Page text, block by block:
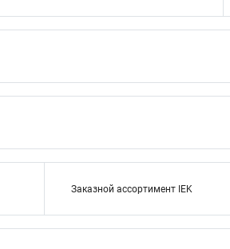
Заказной ассортимент IEK